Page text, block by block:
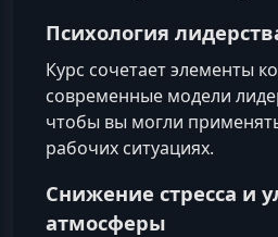
Психология
Курс сочетает элементы
современные модели
чтобы вы могли
рабочих ситуациях.
Снижение стресса и
атмосферы